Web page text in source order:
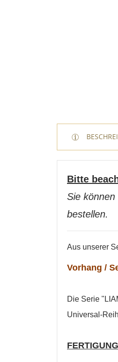
Bitte
Sie
bestellen.
Aus unserer
Vorhang /
Die Serie
Universal-